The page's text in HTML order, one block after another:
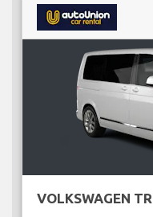
VOLKSWAGEN